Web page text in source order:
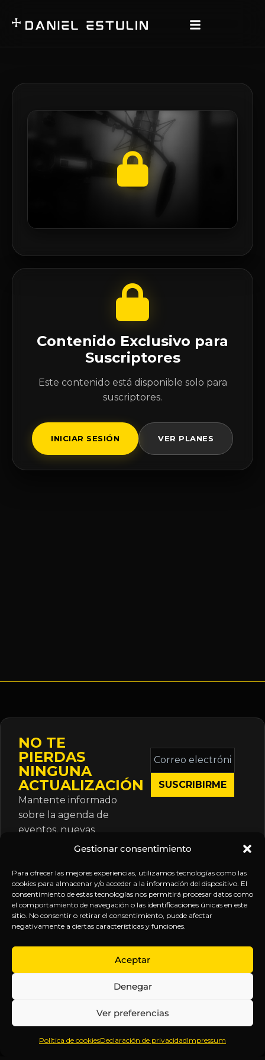
Gestionar consentimiento
Para ofrecer las mejores experiencias, utilizamos tecnologías como las
cookies para almacenar y/o acceder a la información del dispositivo. El
consentimiento de estas tecnologías nos permitirá procesar datos como
el comportamiento de navegación o las identificaciones únicas en este
sitio. No consentir o retirar el consentimiento, puede afectar
negativamente a ciertas características y funciones.
Aceptar
Denegar
Ver preferencias
Política de cookiesDeclaración de privacidadImpressum
Contenido Exclusivo para
Suscriptores
Este contenido está disponible solo para
suscriptores.
INICIAR SESIÓN VER PLANES
NO TE
PIERDAS
NINGUNA
ACTUALIZACIÓN
Mantente informado
sobre la agenda de
eventos, nuevas
publicaciones y
suscripción.
Correo
electrónico
*
Inteligencia
Anticipándonos
EXPLORA
Inicio
Sobre
Contenido
Webinars
LEGAL
Política
de
Términos y
Aviso
SÍGUENOS